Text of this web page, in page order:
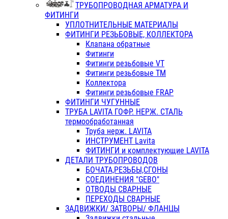
ТРУБОПРОВОДНАЯ АРМАТУРА И
ФИТИНГИ
УПЛОТНИТЕЛЬНЫЕ МАТЕРИАЛЫ
ФИТИНГИ РЕЗЬБОВЫЕ, КОЛЛЕКТОРА
Клапана обратные
Фитинги
Фитинги резьбовые VT
Фитинги резьбовые ТМ
Коллектора
Фитинги резьбовые FRAP
ФИТИНГИ ЧУГУННЫЕ
ТРУБА LAVITA ГОФР. НЕРЖ. СТАЛЬ
термообработанная
Труба нерж. LAVITA
ИНСТРУМЕНТ Lavita
ФИТИНГИ и комплектующие LAVITA
ДЕТАЛИ ТРУБОПРОВОДОВ
БОЧАТА,РЕЗЬБЫ,СГОНЫ
СОЕДИНЕНИЯ "GEBO"
ОТВОДЫ СВАРНЫЕ
ПЕРЕХОДЫ СВАРНЫЕ
ЗАДВИЖКИ/ ЗАТВОРЫ/ ФЛАНЦЫ